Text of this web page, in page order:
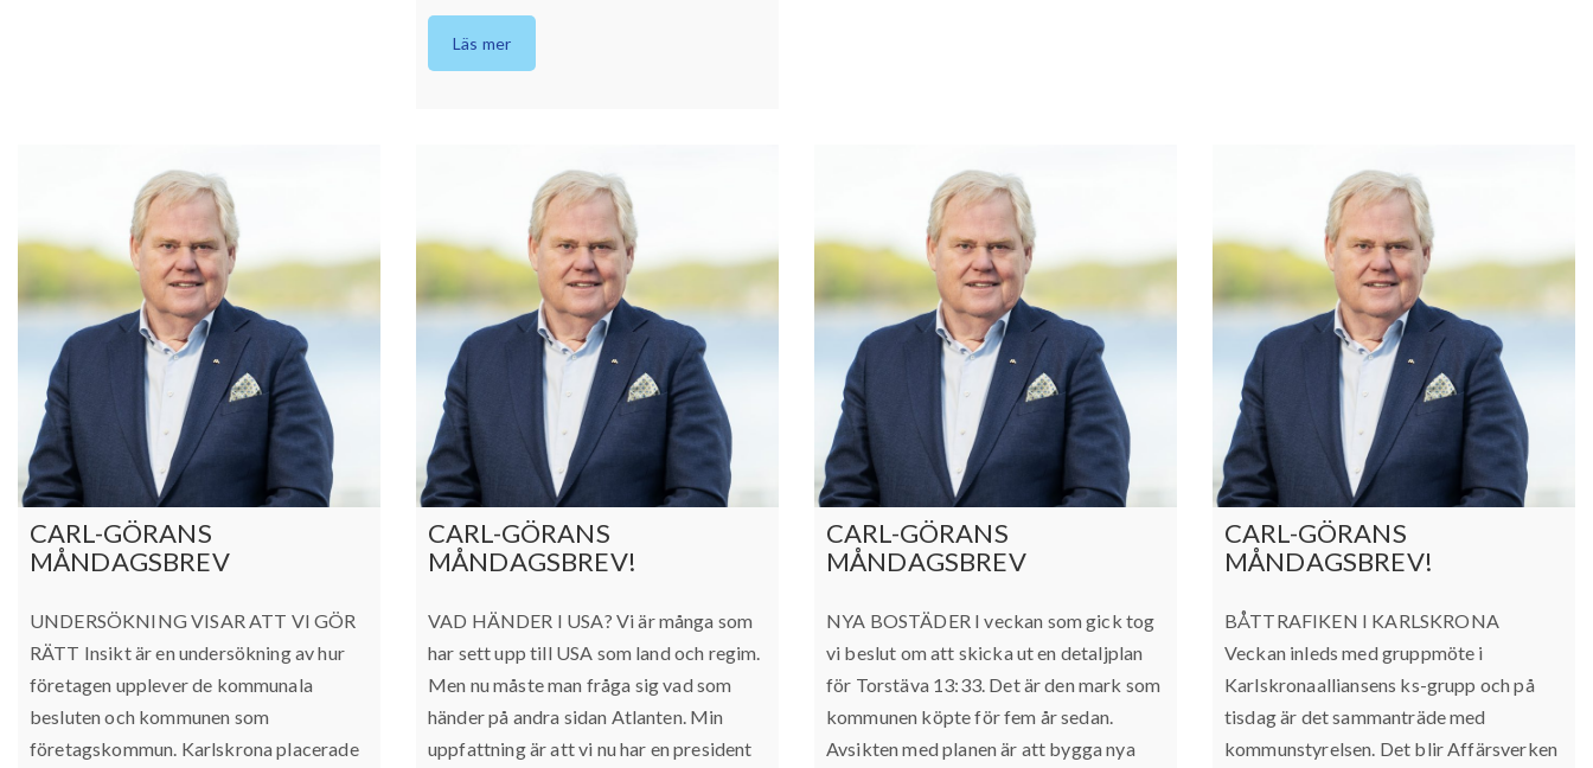
Läs mer
CARL-GÖRANS
MÅNDAGSBREV
UNDERSÖKNING VISAR ATT VI GÖR
RÄTT Insikt är en undersökning av hur
företagen upplever de kommunala
besluten och kommunen som
företagskommun. Karlskrona placerade
CARL-GÖRANS
MÅNDAGSBREV!
VAD HÄNDER I USA? Vi är många som
har sett upp till USA som land och regim.
Men nu måste man fråga sig vad som
händer på andra sidan Atlanten. Min
uppfattning är att vi nu har en president
CARL-GÖRANS
MÅNDAGSBREV
NYA BOSTÄDER I veckan som gick tog
vi beslut om att skicka ut en detaljplan
för Torstäva 13:33. Det är den mark som
kommunen köpte för fem år sedan.
Avsikten med planen är att bygga nya
CARL-GÖRANS
MÅNDAGSBREV!
BÅTTRAFIKEN I KARLSKRONA
Veckan inleds med gruppmöte i
Karlskronaalliansens ks-grupp och på
tisdag är det sammanträde med
kommunstyrelsen. Det blir Affärsverken